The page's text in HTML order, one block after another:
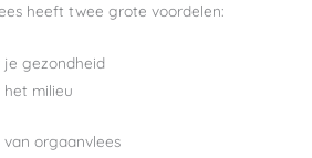
heeft twee grote voordelen:
je gezondheid
milieu
orgaanvlees